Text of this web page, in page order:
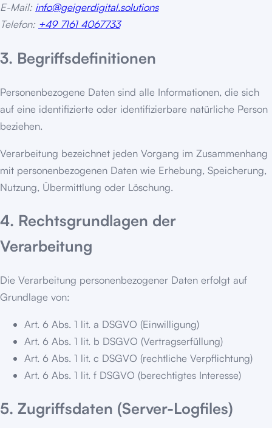
E-Mail: info@geigerdigital.solutions
Telefon: +49 7161 4067733
3. Begriffsdefinitionen
Personenbezogene Daten sind alle Informationen, die sich
auf eine identifizierte oder identifizierbare natürliche Person
beziehen.
Verarbeitung bezeichnet jeden Vorgang im Zusammenhang
mit personenbezogenen Daten wie Erhebung, Speicherung,
Nutzung, Übermittlung oder Löschung.
4. Rechtsgrundlagen der
Verarbeitung
Die Verarbeitung personenbezogener Daten erfolgt auf
Grundlage von:
Art. 6 Abs. 1 lit. a DSGVO (Einwilligung)
Art. 6 Abs. 1 lit. b DSGVO (Vertragserfüllung)
Art. 6 Abs. 1 lit. c DSGVO (rechtliche Verpflichtung)
Art. 6 Abs. 1 lit. f DSGVO (berechtigtes Interesse)
5. Zugriffsdaten (Server-Logfiles)